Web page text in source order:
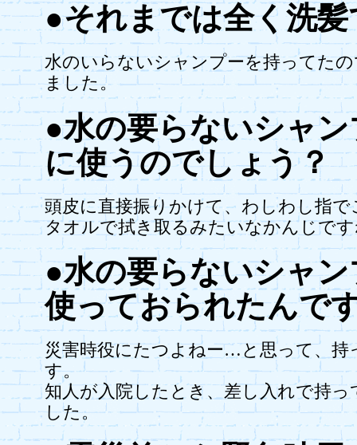
●それまでは全く洗
水のいらないシャンプーを持ってた
ました。
●水の要らないシャ
に使うのでしょう？
頭皮に直接振りかけて、わしわし指
タオルで拭き取るみたいなかんじで
●水の要らないシャ
使っておられたんで
災害時役にたつよねー…と思って、持
す。
知人が入院したとき、差し入れで持
した。